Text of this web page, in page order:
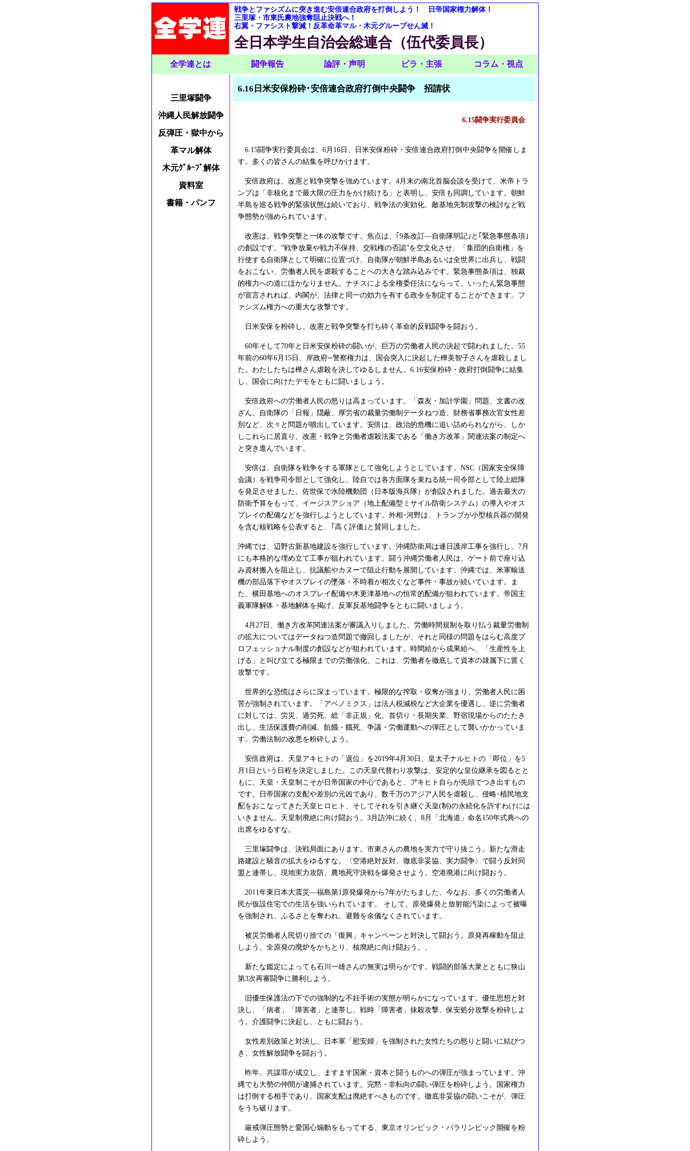
戦争とファシズムに突き進む安倍連合政府を打倒しよう！ 日帝国家権力解体！
三里塚・市東氏農地強奪阻止決戦へ！
右翼・ファシスト撃滅！反革命革マル・木元グループせん滅！
全日本学生自治会総連合（伍代委員長）
全学連とは 闘争報告 論評・声明 ビラ・主張 コラム・視点
三里塚闘争
沖縄人民解放闘争
反弾圧・獄中から
革マル解体
木元ｸﾞﾙｰﾌﾟ解体
資料室
書籍・パンフ
6.16日米安保粉砕･安倍連合政府打倒中央闘争 招請状
6.15闘争実行委員会
6.15闘争実行委員会は、6月16日、日米安保粉砕・安倍連合政府打倒中央闘争を開催しま
す。多くの皆さんの結集を呼びかけます。
安倍政府は、改憲と戦争突撃を強めています。4月末の南北首脳会談を受けて、米帝トラ
ンプは「非核化まで最大限の圧力をかけ続ける」と表明し、安倍も同調しています。朝鮮
半島を巡る戦争的緊張状態は続いており、戦争法の実効化、敵基地先制攻撃の検討など戦
争態勢が強められています。
改憲は、戦争突撃と一体の攻撃です。焦点は、｢9条改訂―自衛隊明記｣と｢緊急事態条項｣
の創設です。”戦争放棄や戦力不保持、交戦権の否認”を空文化させ、「集団的自衛権」を
行使する自衛隊として明確に位置づけ、自衛隊が朝鮮半島あるいは全世界に出兵し、戦闘
をおこない、労働者人民を虐殺することへの大きな踏み込みです。緊急事態条項は、独裁
的権力への道にほかなりません。ナチスによる全権委任法にならって、いったん緊急事態
が宣言されれば、内閣が、法律と同一の効力を有する政令を制定することができます。フ
ァシズム権力への重大な攻撃です。
日米安保を粉砕し、改憲と戦争突撃を打ち砕く革命的反戦闘争を闘おう。
60年そして70年と日米安保粉砕の闘いが、巨万の労働者人民の決起で闘われました。55
年前の60年6月15日、岸政府─警察権力は、国会突入に決起した樺美智子さんを虐殺しまし
た。わたしたちは樺さん虐殺を決してゆるしません。6.16安保粉砕・政府打倒闘争に結集
し、国会に向けたデモをともに闘いましょう。
安倍政府への労働者人民の怒りは高まっています。「森友・加計学園」問題、文書の改
ざん、自衛隊の「日報」隠蔽、厚労省の裁量労働制データねつ造、財務省事務次官女性差
別など、次々と問題が噴出しています。安倍は、政治的危機に追い詰められながら、しか
しこれらに居直り、改憲・戦争と労働者虐殺法案である「働き方改革」関連法案の制定へ
と突き進んでいます。
安倍は、自衛隊を戦争をする軍隊として強化しようとしています。NSC（国家安全保障
会議）を戦争司令部として強化し、陸自では各方面隊を束ねる統一司令部として陸上総隊
を発足させました。佐世保で水陸機動団（日本版海兵隊）が創設されました。過去最大の
防衛予算をもって、イージスアショア（地上配備型ミサイル防衛システム）の導入やオス
プレイの配備などを強行しようとしています。外相･河野は、トランプが小型核兵器の開発
を含む核戦略を公表すると、｢高く評価｣と賛同しました。
沖縄では、辺野古新基地建設を強行しています。沖縄防衛局は連日護岸工事を強行し、7月
にも本格的な埋め立て工事が狙われています。闘う沖縄労働者人民は、ゲート前で座り込
み資材搬入を阻止し、抗議船やカヌーで阻止行動を展開しています。沖縄では、米軍輸送
機の部品落下やオスプレイの墜落・不時着が相次ぐなど事件・事故が続いています。ま
た、横田基地へのオスプレイ配備や木更津基地への恒常的配備が狙われています。帝国主
義軍隊解体・基地解体を掲げ、反軍反基地闘争をともに闘いましょう。
4月27日、働き方改革関連法案が審議入りしました。労働時間規制を取り払う裁量労働制
の拡大についてはデータねつ造問題で撤回しましたが、それと同様の問題をはらむ高度プ
ロフェッショナル制度の創設などが狙われています。時間給から成果給へ、「生産性を上
げる」と叫び立てる極限までの労働強化、これは、労働者を徹底して資本の隷属下に置く
攻撃です。
世界的な恐慌はさらに深まっています。極限的な搾取・収奪が強まり、労働者人民に困
苦が強制されています。「アベノミクス」は法人税減税など大企業を優遇し、逆に労働者
に対しては、労災、過労死、総「非正規」化、首切り・長期失業、野宿現場からのたたき
出し、生活保護費の削減、飢餓・餓死、争議・労働運動への弾圧として襲いかかっていま
す。労働法制の改悪を粉砕しよう。
安倍政府は、天皇アキヒトの「退位」を2019年4月30日、皇太子ナルヒトの「即位」を5
月1日という日程を決定しました。この天皇代替わり攻撃は、安定的な皇位継承を図るとと
もに、天皇・天皇制こそが日帝国家の中心であると、アキヒト自らが先頭でつき出すもの
です。日帝国家の支配や差別の元凶であり、数千万のアジア人民を虐殺し、侵略･植民地支
配をおこなってきた天皇ヒロヒト、そしてそれを引き継ぐ天皇(制)の永続化を許すわけには
いきません。天皇制廃絶に向け闘おう。3月訪沖に続く、8月「北海道」命名150年式典への
出席をゆるすな。
三里塚闘争は、決戦局面にあります。市東さんの農地を実力で守り抜こう。新たな滑走
路建設と騒音の拡大をゆるすな。〈空港絶対反対、徹底非妥協、実力闘争〉で闘う反対同
盟と連帯し、現地実力攻防、農地死守決戦を爆発させよう。空港廃港に向け闘おう。
2011年東日本大震災―福島第1原発爆発から7年がたちました。今なお、多くの労働者人
民が仮設住宅での生活を強いられています。 そして、原発爆発と放射能汚染によって被曝
を強制され、ふるさとを奪われ、避難を余儀なくされています。
被災労働者人民切り捨ての「復興」キャンペーンと対決して闘おう。原発再稼動を阻止
しよう。全原発の廃炉をかちとり、核廃絶に向け闘おう。、
新たな鑑定によっても石川一雄さんの無実は明らかです。戦闘的部落大衆とともに狭山
第3次再審闘争に勝利しよう。
旧優生保護法の下での強制的な不妊手術の実態が明らかになっています。優生思想と対
決し、「病者」「障害者」と連帯し、戦時「障害者」抹殺攻撃、保安処分攻撃を粉砕しよ
う。介護闘争に決起し、ともに闘おう。
女性差別政策と対決し、日本軍「慰安婦」を強制された女性たちの怒りと闘いに結びつ
き、女性解放闘争を闘おう。
昨年、共謀罪が成立し、ますます国家・資本と闘うものへの弾圧が強まっています。沖
縄でも大勢の仲間が逮捕されています。完黙・非転向の闘い弾圧を粉砕しよう。国家権力
は打倒する相手であり、国家支配は廃絶すべきものです。徹底非妥協の闘いこそが、弾圧
をうち破ります。
厳戒弾圧態勢と愛国心煽動をもってする、東京オリンピック・パラリンピック開催を粉
砕しよう。